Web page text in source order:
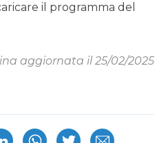
il programma del
aggiornata il 25/02/2025